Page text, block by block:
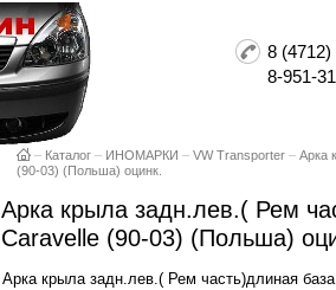
8
8-951-
– Каталог – ИНОМАРКИ – VW Transporter – Арка
(90-03) (Польша) оцинк.
Арка крыла задн.лев.( Рем
Caravelle (90-03) (Польша)
Арка крыла задн.лев.( Рем часть)длиная